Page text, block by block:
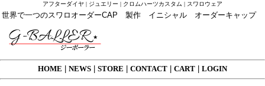
アフターダイヤ | ジュエリー | クロムハーツカスタム | スワロウェア
世界で一つのスワロオーダーCAP 製作 イニシャル オーダーキャップ
HOME NEWS STORE CONTACT CART LOGIN